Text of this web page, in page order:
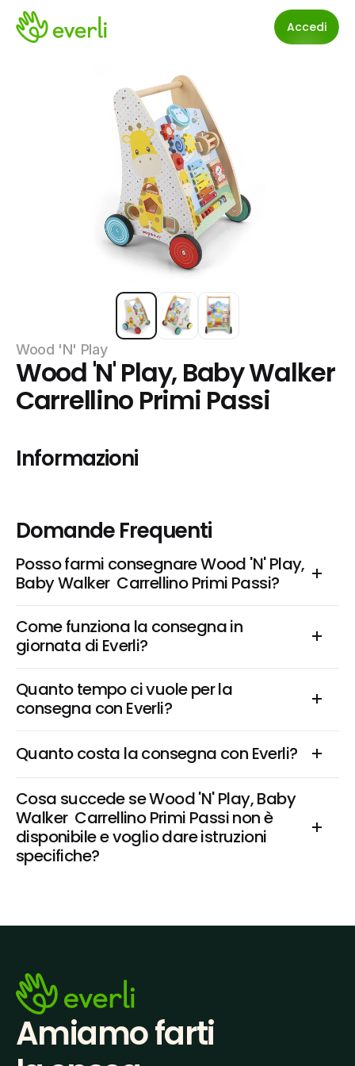
Accedi
Wood 'N' Play
Wood 'N' Play, Baby Walker
Carrellino Primi Passi
Informazioni
Domande Frequenti
Posso farmi consegnare Wood 'N' Play,
Baby Walker  Carrellino Primi Passi?
Come funziona la consegna in
giornata di Everli?
Quanto tempo ci vuole per la
consegna con Everli?
Quanto costa la consegna con Everli?
Cosa succede se Wood 'N' Play, Baby
Walker  Carrellino Primi Passi non è
disponibile e voglio dare istruzioni
specifiche?
Amiamo farti